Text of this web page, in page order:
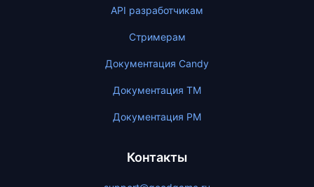
API разработчикам
Стримерам
Документация Candy
Документация ТМ
Документация PM
Контакты